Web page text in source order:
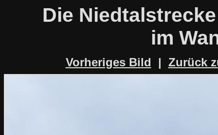
Die
im
Vorheriges Bild | Zurück